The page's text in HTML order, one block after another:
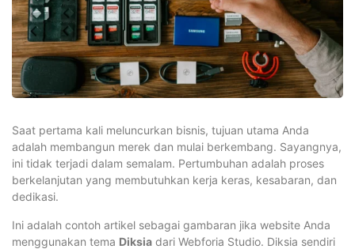
Saat pertama kali meluncurkan bisnis, tujuan utama Anda
adalah membangun merek dan mulai berkembang. Sayangnya,
ini tidak terjadi dalam semalam. Pertumbuhan adalah proses
berkelanjutan yang membutuhkan kerja keras, kesabaran, dan
dedikasi.
Ini adalah contoh artikel sebagai gambaran jika website Anda
menggunakan tema Diksia dari Webforia Studio. Diksia sendiri